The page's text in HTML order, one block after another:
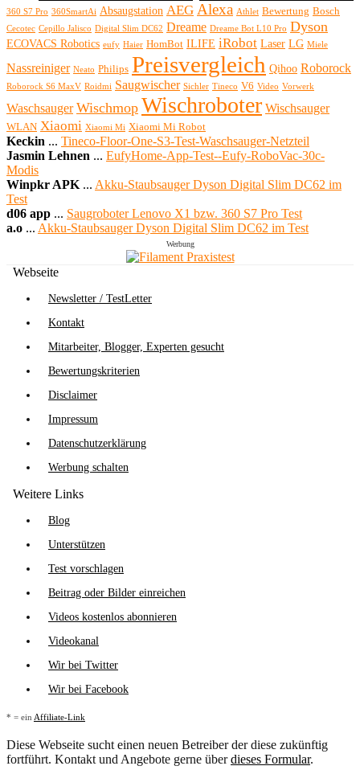
360 S7 Pro 360SmartAi Absaugstation AEG Alexa Athlet Bewertung Bosch
Cecotec Cepillo Jalisco Digital Slim DC62 Dreame Dreame Bot L10 Pro Dyson
ECOVACS Robotics eufy Haier HomBot ILIFE iRobot Laser LG Miele
Nassreiniger Neato Philips Preisvergleich Qihoo Roborock
Roborock S6 MaxV Roidmi Saugwischer Sichler Tineco V6 Video Vorwerk
Waschsauger Wischmop Wischroboter Wischsauger
WLAN Xiaomi Xiaomi Mi Xiaomi Mi Robot
Keckin ... Tineco-Floor-One-S3-Test-Waschsauger-Netzteil
Jasmin Lehnen ... EufyHome-App-Test--Eufy-RoboVac-30c-
Modis
Winpkr APK ... Akku-Staubsauger Dyson Digital Slim DC62 im
Test
d06 app ... Saugroboter Lenovo X1 bzw. 360 S7 Pro Test
a.o ... Akku-Staubsauger Dyson Digital Slim DC62 im Test
Werbung
Webseite
Newsletter / TestLetter
Kontakt
Mitarbeiter, Blogger, Experten gesucht
Bewertungskriterien
Disclaimer
Impressum
Datenschutzerklärung
Werbung schalten
Weitere Links
Blog
Unterstützen
Test vorschlagen
Beitrag oder Bilder einreichen
Videos kostenlos abonnieren
Videokanal
Wir bei Twitter
Wir bei Facebook
* = ein Affiliate-Link
Diese Webseite sucht einen neuen Betreiber der diese zukünftig
fortführt. Kontakt und Angebote gerne überdieses Formular.